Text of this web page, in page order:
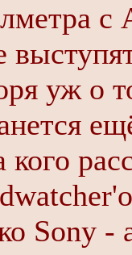
с
уж о
Sony -